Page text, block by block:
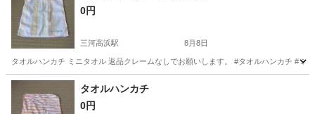
0円
三河高浜駅 8月8日
タオルハンカチ ミニタオル 返品クレームなしでお願いします。 #タオルハンカチ #ミ
愛知 高浜市 三河高浜駅 小物
タオルハンカチ
0円